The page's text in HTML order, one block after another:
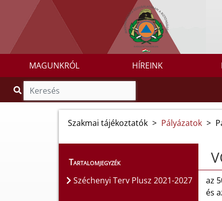
MAGUNKRÓL HÍREINK
Szakmai tájékoztatók > Pályázatok >
Tartalomjegyzék
Széchenyi Terv Plusz 2021-2027
az
és